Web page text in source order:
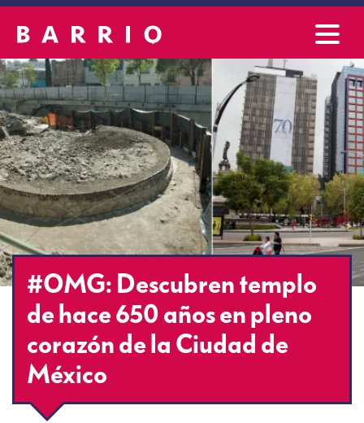
#OMG: Descubren templo
de hace 650 años en pleno
corazón de la Ciudad de
México